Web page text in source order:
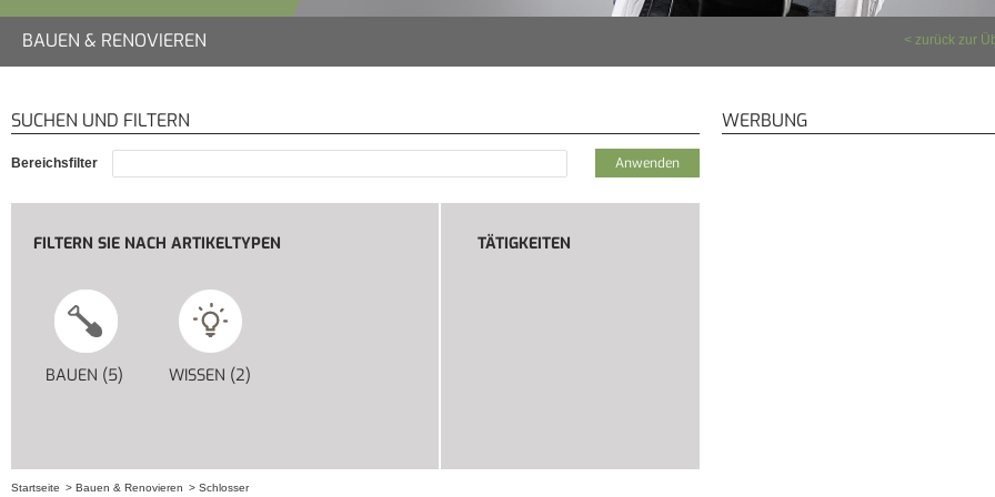
BAUEN & RENOVIEREN zurück zur
SUCHEN UND FILTERN
Bereichsfilter
FILTERN SIE NACH ARTIKELTYPEN
BAUEN (5) APPLY BAUEN FILTER
WISSEN (2)
TÄTIGKEITEN
WERBUNG
Startseite Bauen & Renovieren Schlosser